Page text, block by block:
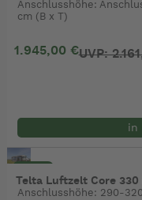
Anschlusshöhe:
cm (B x T)
1.945,00 €UVP:
in
Telta Luftzelt Core
Anschlusshöhe: 290-